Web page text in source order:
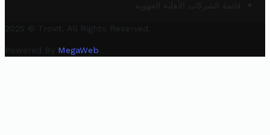
قائمة الشركات الأهلية الجهوية
2025 © Trovit. All Rights Reserved.
Powered By MegaWeb